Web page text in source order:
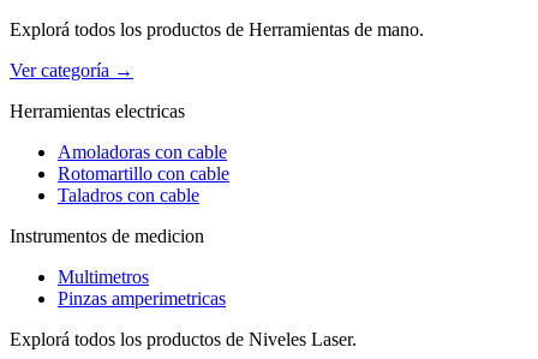
Explorá todos los productos de Herramientas de mano.
Ver categoría →
Herramientas electricas
Amoladoras con cable
Rotomartillo con cable
Taladros con cable
Instrumentos de medicion
Multimetros
Pinzas amperimetricas
Explorá todos los productos de Niveles Laser.